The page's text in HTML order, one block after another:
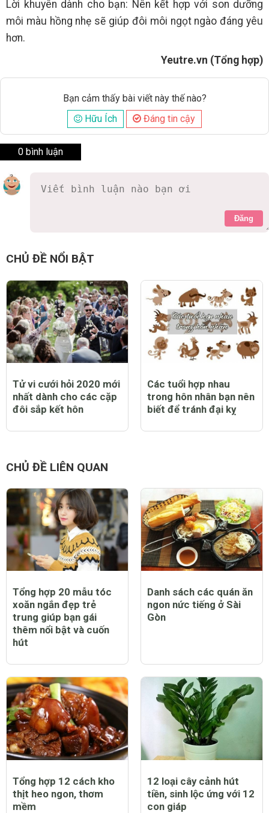
Lời khuyên dành cho bạn: Nên kết hợp với son dưỡng
môi màu hồng nhẹ sẽ giúp đôi môi ngọt ngào đáng yêu
hơn.
Yeutre.vn (Tổng hợp)
Bạn cảm thấy bài viết này thế nào?
Hữu Ích
Đáng tin cậy
0 bình luận
Đăng
CHỦ ĐỀ NỔI BẬT
Tử vi cưới hỏi 2020 mới
nhất dành cho các cặp
đôi sắp kết hôn
Các tuổi hợp nhau
trong hôn nhân bạn nên
biết để tránh đại kỵ
CHỦ ĐỀ LIÊN QUAN
Tổng hợp 20 mẫu tóc
xoăn ngắn đẹp trẻ
trung giúp bạn gái
thêm nổi bật và cuốn
hút
Danh sách các quán ăn
ngon nức tiếng ở Sài
Gòn
Tổng hợp 12 cách kho
thịt heo ngon, thơm
mềm
12 loại cây cảnh hút
tiền, sinh lộc ứng với 12
con giáp